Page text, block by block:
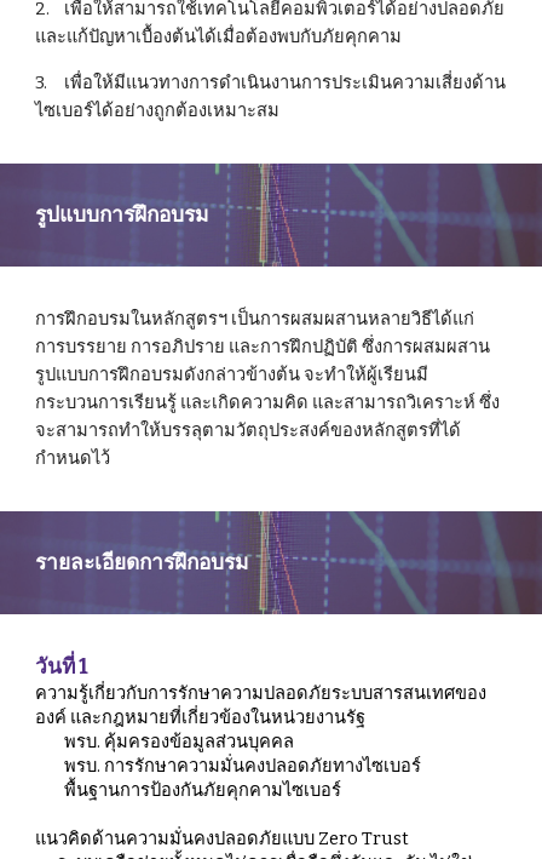
2.
เพื่อให้สามารถใช้เทคโนโลยีคอมพิวเตอร์ได้อย่างปลอดภัย
และแก้ปัญหาเบื้องต้นได้เมื่อต้องพบกับภัยคุกคาม
3.
เพื่อให้มีแนวทางการดำเนินงานการประเมินความเสี่ยงด้าน
ไซเบอร์ได้อย่างถูกต้องเหมาะสม
รูปแบบการฝึกอบรม
การฝึกอบรมในหลักสูตรฯ เป็นการผสมผสานหลายวิธีได้แก่
การบรรยาย การอภิปราย และการฝึกปฏิบัติ ซึ่งการผสมผสาน
รูปแบบการฝึกอบรมดังกล่าวข้างต้น จะทำให้ผู้เรียนมี
กระบวนการเรียนรู้ และเกิดความคิด และสามารถวิเคราะห์ ซึ่ง
จะสามารถทำให้บรรลุตามวัตถุประสงค์ของหลักสูตรที่ได้
กำหนดไว้
รายละเอียดการฝึกอบรม
วันที่ 1
ความรู้เกี่ยวกับการรักษาความปลอดภัยระบบสารสนเทศของ
องค์ และกฎหมายที่เกี่ยวข้องในหน่วยงานรัฐ
พรบ. คุ้มครองข้อมูลส่วนบุคคล
พรบ. การรักษาความมั่นคงปลอดภัยทางไซเบอร์
พื้นฐานการป้องกันภัยคุกคามไซเบอร์
แนวคิดด้านความมั่นคงปลอดภัยแบบ Zero Trust